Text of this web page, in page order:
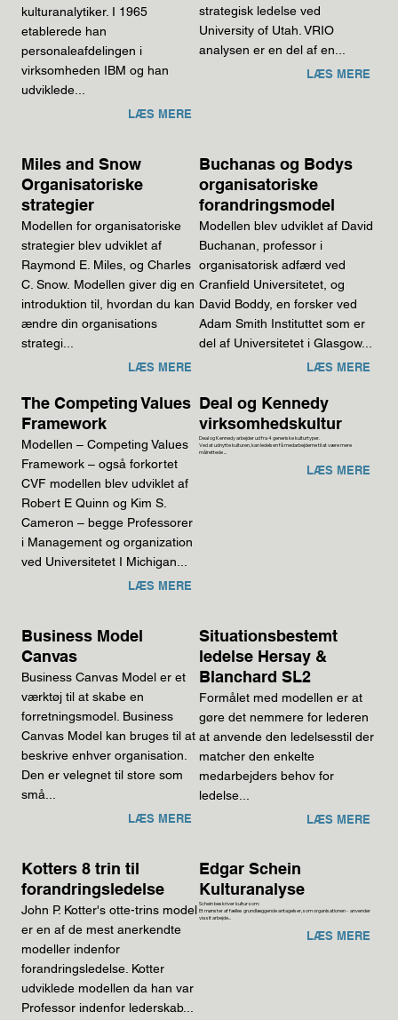
kulturanalytiker. I 1965
etablerede han
personaleafdelingen i
virksomheden IBM og han
udviklede...
LÆS MERE
strategisk ledelse ved
University of Utah. VRIO
analysen er en del af en...
LÆS MERE
Miles and Snow
Organisatoriske
strategier
Modellen for organisatoriske
strategier blev udviklet af
Raymond E. Miles, og Charles
C. Snow. Modellen giver dig en
introduktion til, hvordan du kan
ændre din organisations
strategi...
LÆS MERE
Buchanas og Bodys
organisatoriske
forandringsmodel
Modellen blev udviklet af David
Buchanan, professor i
organisatorisk adfærd ved
Cranfield Universitetet, og
David Boddy, en forsker ved
Adam Smith Instituttet som er
del af Universitetet i Glasgow...
LÆS MERE
The Competing Values
Framework
Modellen – Competing Values
Framework – også forkortet
CVF modellen blev udviklet af
Robert E Quinn og Kim S.
Cameron – begge Professorer
i Management og organization
ved Universitetet I Michigan...
LÆS MERE
Deal og Kennedy
virksomhedskultur
Deal og Kennedy arbejder ud fra 4 generiske kulturtyper.
Ved at udnytte kulturen, kan ledelsen få medarbejderne til at være mere
målrettede ...
LÆS MERE
Business Model
Canvas
Business Canvas Model er et
værktøj til at skabe en
forretningsmodel. Business
Canvas Model kan bruges til at
beskrive enhver organisation.
Den er velegnet til store som
små...
LÆS MERE
Situationsbestemt
ledelse Hersay &
Blanchard SL2
Formålet med modellen er at
gøre det nemmere for lederen
at anvende den ledelsesstil der
matcher den enkelte
medarbejders behov for
ledelse...
LÆS MERE
Kotters 8 trin til
forandringsledelse
John P. Kotter's otte-trins model
er en af de mest anerkendte
modeller indenfor
forandringsledelse. Kotter
udviklede modellen da han var
Professor indenfor lederskab...
Edgar Schein
Kulturanalyse
Schein beskriver kultur som:
Et mønster af fælles grundlæggende antagelser, som organisationen - anvender
via sit arbejde...
LÆS MERE